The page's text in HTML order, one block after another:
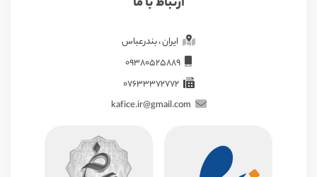
ایران ، بندرعباس
07633372772